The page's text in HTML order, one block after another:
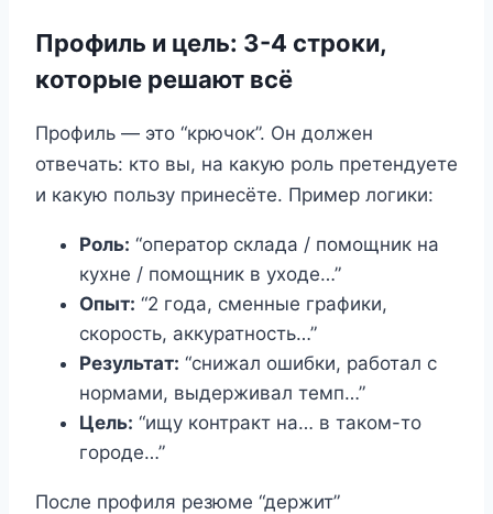
Профиль и цель: 3-4 строки,
которые решают всё
Профиль — это “крючок”. Он должен
отвечать: кто вы, на какую роль претендуете
и какую пользу принесёте. Пример логики:
Роль: “оператор склада / помощник на
кухне / помощник в уходе…”
Опыт: “2 года, сменные графики,
скорость, аккуратность…”
Результат: “снижал ошибки, работал с
нормами, выдерживал темп…”
Цель: “ищу контракт на… в таком-то
городе…”
После профиля резюме “держит”